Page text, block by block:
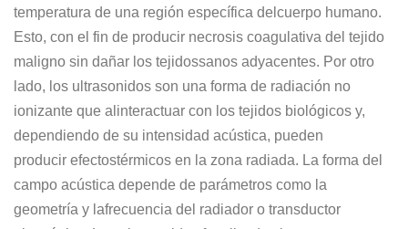
temperatura de una región específica del cuerpo humano.
Esto, con el fin de producir necrosis coagulativa del tejido
maligno sin dañar los tejidossanos adyacentes. Por otro
lado, los ultrasonidos son una forma de radiación no
ionizante que al interactuar con los tejidos biológicos y,
dependiendo de su intensidad acústica, pueden
producir efectostérmicos en la zona radiada. La forma del
campo acústica depende de parámetros como la
geometría y lafrecuencia del radiador o transductor